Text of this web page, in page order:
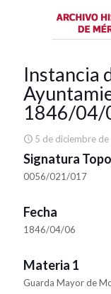
Instancia
1846/04/
5 de diciembre de
Signatura
0056/021/017
Fecha
1846/04/06
Materia 1
Guarda Mayor de